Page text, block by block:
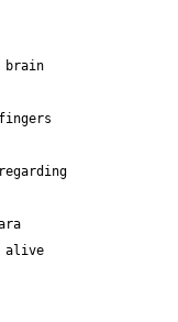
alive